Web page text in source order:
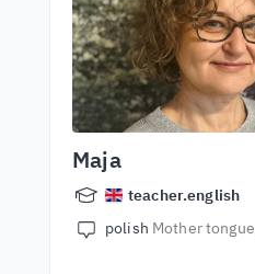
Maja
teacher.english
polish Mother tongue